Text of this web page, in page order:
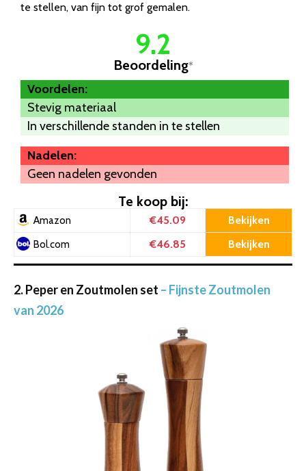
te stellen, van fijn tot grof gemalen.
9.2
Beoordeling*
Voordelen:
Stevig materiaal
In verschillende standen in te stellen
Nadelen:
Geen nadelen gevonden
Te koop bij:
Amazon €45.09 Bekijken
Bol.com €46.85 Bekijken
2. Peper en Zoutmolen set – Fijnste Zoutmolen
van 2026